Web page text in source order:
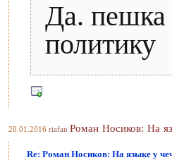
Да. пешка
политику
20.01.2016 riafan Роман Носиков: На
Re: Роман Носиков: На языке у